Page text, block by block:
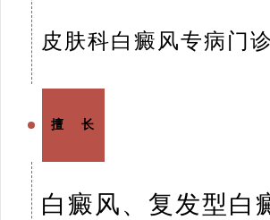
皮肤科白癜风专病门
擅 长
白癜风、复发型白